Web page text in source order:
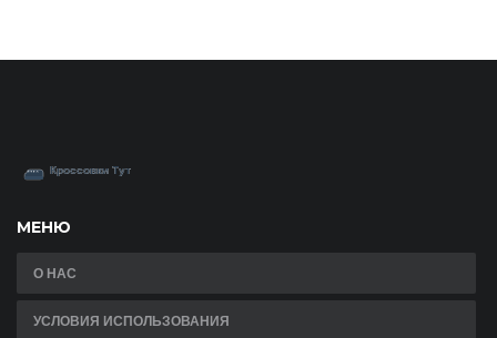
МЕНЮ
О НАС
УСЛОВИЯ ИСПОЛЬЗОВАНИЯ